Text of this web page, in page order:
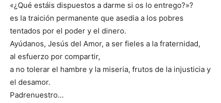
«¿Qué estáis dispuestos a darme si os lo entrego?»?
es la traición permanente que asedia a los pobres
tentados por el poder y el dinero.
Ayúdanos, Jesús del Amor, a ser fieles a la fraternidad,
al esfuerzo por compartir,
a no tolerar el hambre y la miseria, frutos de la injusticia y
el desamor.
Padrenuestro…